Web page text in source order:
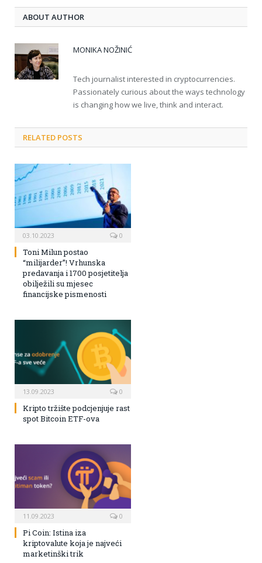
ABOUT AUTHOR
MONIKA NOŽINIĆ
Tech journalist interested in cryptocurrencies.
Passionately curious about the ways technology
is changing how we live, think and interact.
RELATED POSTS
03.10.2023 0
Toni Milun postao
“milijarder”! Vrhunska
predavanja i 1700 posjetitelja
obilježili su mjesec
financijske pismenosti
13.09.2023 0
Kripto tržište podcjenjuje rast
spot Bitcoin ETF-ova
11.09.2023 0
Pi Coin: Istina iza
kriptovalute koja je najveći
marketinški trik